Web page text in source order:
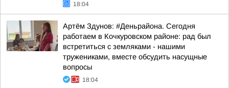
18:04
Артём Здунов: #Деньрайона. Сегодня
работаем в Кочкуровском районе: рад был
встретиться с земляками - нашими
тружениками, вместе обсудить насущные
вопросы
18:04